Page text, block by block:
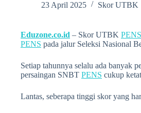
23 April 2025 Skor UTBK
Eduzone.co.id – Skor UTBK PENS
PENS pada jalur Seleksi Nasional
Setiap tahunnya selalu ada banyak
persaingan SNBT PENS cukup
Lantas, seberapa tinggi skor yang